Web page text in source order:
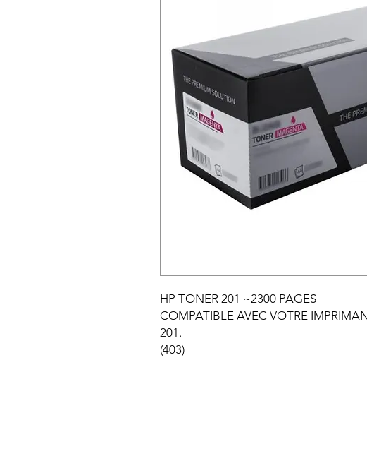
HP TONER 201 ~2300 PAGES
COMPATIBLE AVEC VOTRE
201.
(403)